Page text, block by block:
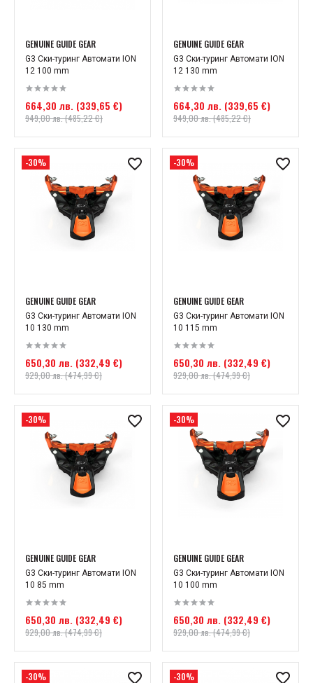
GENUINE GUIDE GEAR
G3 Ски-туринг Автомати ION
12 100 mm
664,30 лв. (339,65 €)
949,00 лв. (485,22 €)
GENUINE GUIDE GEAR
G3 Ски-туринг Автомати ION
12 130 mm
664,30 лв. (339,65 €)
949,00 лв. (485,22 €)
-30%
GENUINE GUIDE GEAR
G3 Ски-туринг Автомати ION
10 130 mm
650,30 лв. (332,49 €)
929,00 лв. (474,99 €)
-30%
GENUINE GUIDE GEAR
G3 Ски-туринг Автомати ION
10 115 mm
650,30 лв. (332,49 €)
929,00 лв. (474,99 €)
-30%
GENUINE GUIDE GEAR
G3 Ски-туринг Автомати ION
10 85 mm
650,30 лв. (332,49 €)
929,00 лв. (474,99 €)
-30%
GENUINE GUIDE GEAR
G3 Ски-туринг Автомати ION
10 100 mm
650,30 лв. (332,49 €)
929,00 лв. (474,99 €)
-30% -30%